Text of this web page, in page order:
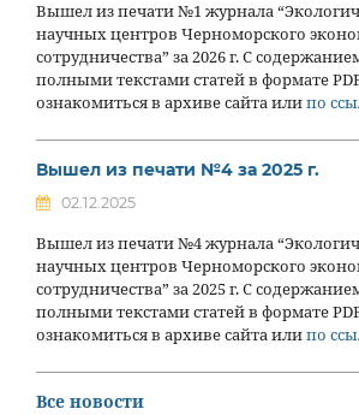
Вышел из печати №1 журнала
научных центров Черноморского
сотрудничества” за 2026 г. С
полными текстами статей в формате
ознакомиться в архиве сайта илипо
Вышел из печати №4 за 2025 г.
02.12.2025
Вышел из печати №4 журнала
научных центров Черноморского
сотрудничества” за 2025 г. С
полными текстами статей в формате
ознакомиться в архиве сайта илипо
Все новости